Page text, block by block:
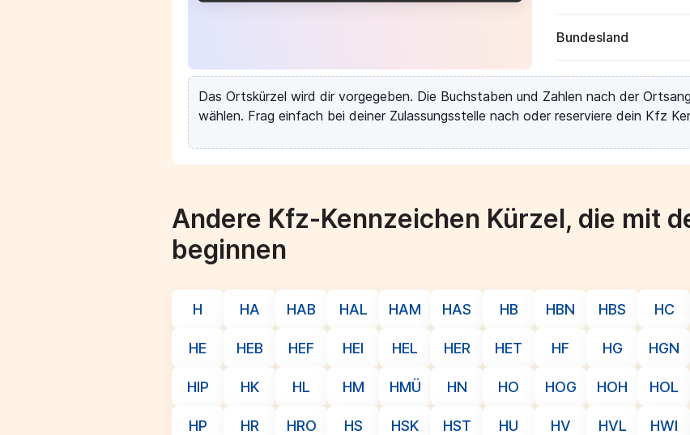
Bundesland
Das Ortskürzel wird dir vorgegeben. Die Buchstaben und Zahlen nach der
wählen. Frag einfach bei deiner Zulassungsstelle nach oder reserviere dein Kfz
Andere Kfz-Kennzeichen Kürzel, die mit
beginnen
H HA HAB HAL HAM HAS HB HBN HBS HC
HE HEB HEF HEI HEL HER HET HF HG HGN
HIP HK HL HM HMÜ HN HO HOG HOH HOL
HP HR HRO HS HSK HST HU HV HVL HWI